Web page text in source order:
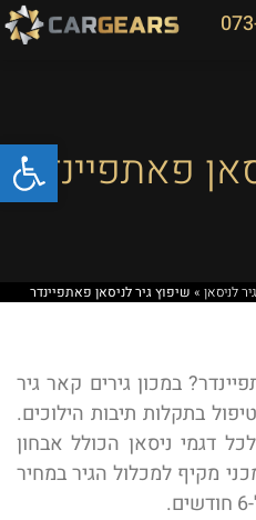
פאתפיינדר
לניסאן » שיפוץ גיר לניסאן פאתפיינדר
במכון גירים קאר גיר
בתקלות תיבות הילוכים.
דגמי ניסאן הכולל אבחון
מקיף למכלול הגיר במחיר